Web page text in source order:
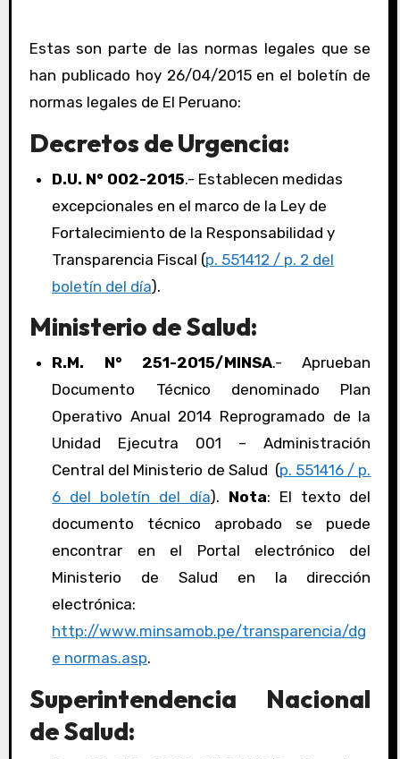
Estas son parte de las normas legales que se
han publicado hoy 26/04/2015 en el boletín de
normas legales de El Peruano:
Decretos de Urgencia:
D.U. N° 002-2015.- Establecen medidas
excepcionales en el marco de la Ley de
Fortalecimiento de la Responsabilidad y
Transparencia Fiscal (p. 551412 / p. 2 del
boletín del día).
Ministerio de Salud:
R.M. N° 251-2015/MINSA.- Aprueban
Documento Técnico denominado Plan
Operativo Anual 2014 Reprogramado de la
Unidad Ejecutra 001 – Administración
Central del Ministerio de Salud (p. 551416 / p.
6 del boletín del día). Nota: El texto del
documento técnico aprobado se puede
encontrar en el Portal electrónico del
Ministerio de Salud en la dirección
electrónica:
http://www.minsamob.pe/transparencia/dg
e normas.asp.
Superintendencia Nacional
de Salud: